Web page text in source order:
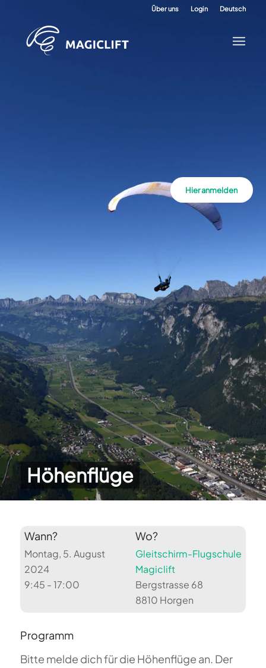
Über uns Login Deutsch
Höhenflüge
Hier anmelden
Wann?
Montag, 5. August
2024
9:45 - 17:00
Wo?
Gleitschirm-Flugschule
Magiclift
Bergstrasse 68
8810 Horgen
Programm
Bitte melde dich für die Höhenflüge an. Der